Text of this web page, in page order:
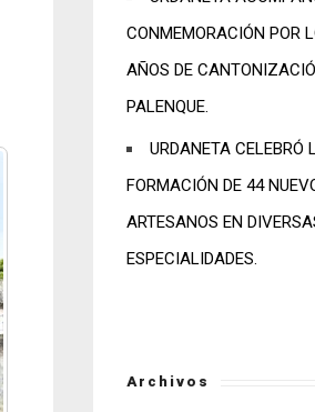
CONMEMORACIÓN POR
AÑOS DE
PALENQUE.
URDANETA CELEBRÓ
FORMACIÓN DE 44
ARTESANOS EN
ESPECIALIDADES.
Archivos